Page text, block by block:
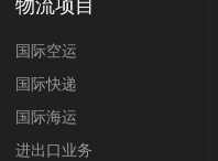
物流项目
国际空运
国际快递
国际海运
进出口业务